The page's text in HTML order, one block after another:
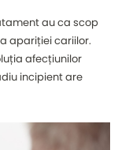
au ca scop
apariției cariilor.
afecțiunilor
incipient are